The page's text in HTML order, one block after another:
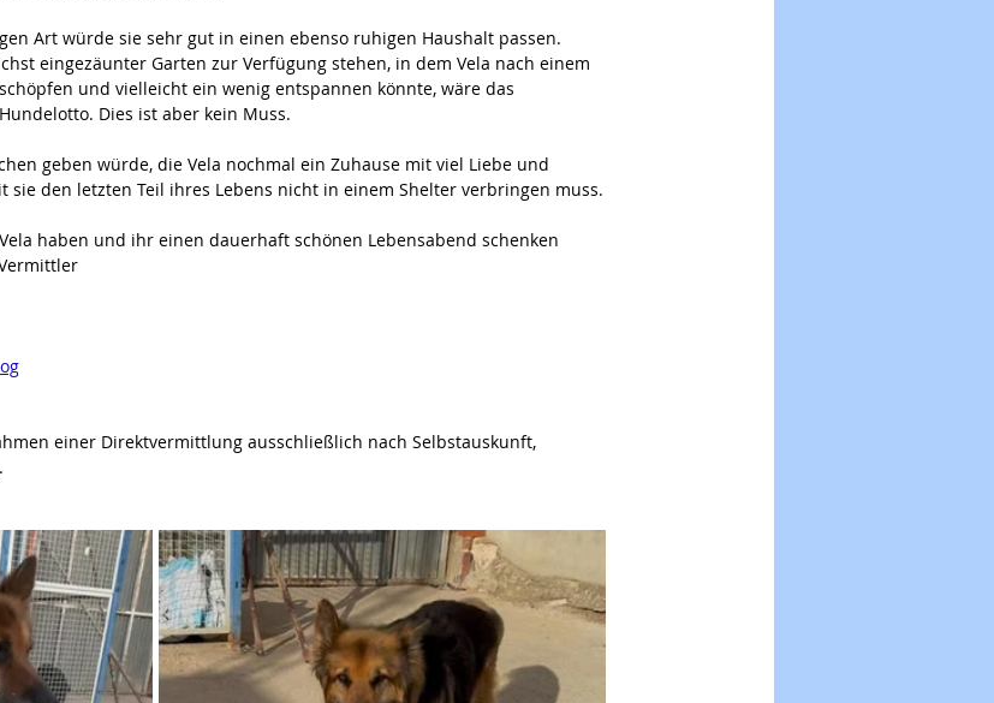
Art würde sie sehr gut in einen ebenso ruhigen Haushalt passen.
eingezäunter Garten zur Verfügung stehen, in dem Vela nach einem
und vielleicht ein wenig entspannen könnte, wäre das
Dies ist aber kein Muss.
geben würde, die Vela nochmal ein Zuhause mit viel Liebe und
sie den letzten Teil ihres Lebens nicht in einem Shelter verbringen muss.
haben und ihr einen dauerhaft schönen Lebensabend schenken
einer Direktvermittlung ausschließlich nach Selbstauskunft,